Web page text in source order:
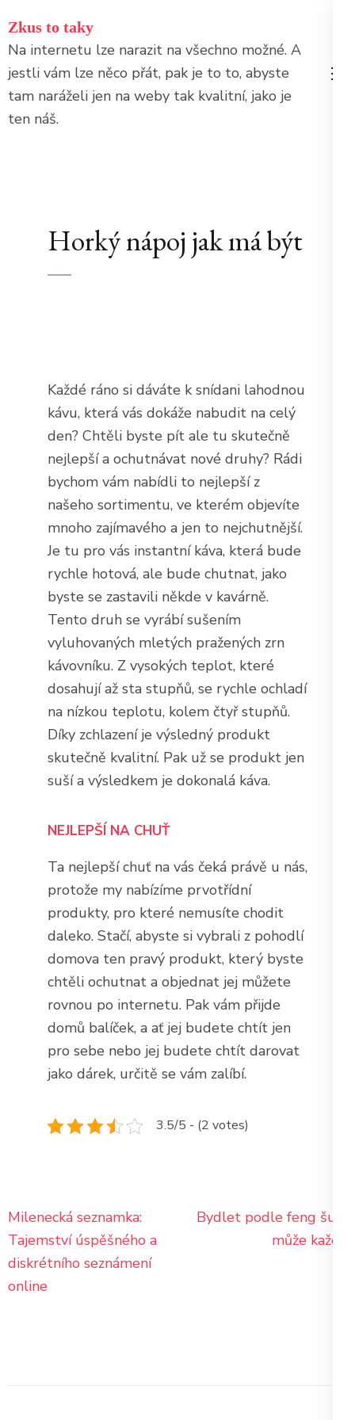
na
obsah
(stiskněte
Enter)
Zkus to taky
Na internetu lze narazit na všechno možné. A
jestli vám lze něco přát, pak je to to, abyste
tam naráželi jen na weby tak kvalitní, jako je
ten náš.
Horký nápoj jak má být
Každé ráno si dáváte k snídani lahodnou
kávu, která vás dokáže nabudit na celý
den? Chtěli byste pít ale tu skutečně
nejlepší a ochutnávat nové druhy? Rádi
bychom vám nabídli to nejlepší z
našeho sortimentu, ve kterém objevíte
mnoho zajímavého a jen to nejchutnější.
Je tu pro vás instantní káva, která bude
rychle hotová, ale bude chutnat, jako
byste se zastavili někde v kavárně.
Tento druh se vyrábí sušením
vyluhovaných mletých pražených zrn
kávovníku. Z vysokých teplot, které
dosahují až sta stupňů, se rychle ochladí
na nízkou teplotu, kolem čtyř stupňů.
Díky zchlazení je výsledný produkt
skutečně kvalitní. Pak už se produkt jen
suší a výsledkem je dokonalá káva.
NEJLEPŠÍ NA CHUŤ
Ta nejlepší chuť na vás čeká právě u nás,
protože my nabízíme prvotřídní
produkty, pro které nemusíte chodit
daleko. Stačí, abyste si vybrali z pohodlí
domova ten pravý produkt, který byste
chtěli ochutnat a objednat jej můžete
rovnou po internetu. Pak vám přijde
domů balíček, a ať jej budete chtít jen
pro sebe nebo jej budete chtít darovat
jako dárek, určitě se vám zalíbí.
3.5/5 - (2 votes)
Navigace
pro
příspěvek
Milenecká seznamka:
Tajemství úspěšného a
diskrétního seznámení
online
Bydlet podle feng šuej
může každý